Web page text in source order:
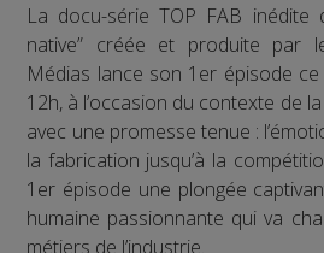
La docu-série TOP FAB inédite
native” créée et produite par
Médias lance son 1er épisode
12h, à l’occasion du contexte de
avec une promesse tenue :
la fabrication jusqu’à la
1er épisode une plongée
humaine passionnante qui va
métiers de l’industrie.